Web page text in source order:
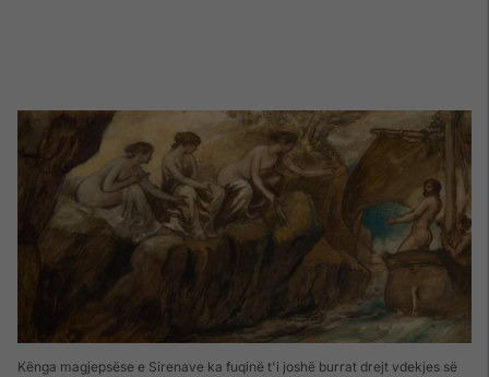
Kënga magjepsëse e Sirenave ka fuqinë t'i joshë burrat drejt vdekjes së